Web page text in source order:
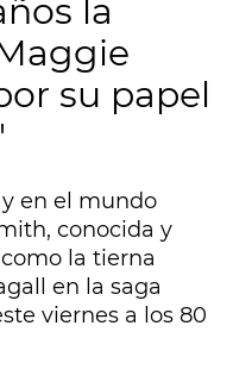
la
su papel
en el mundo
conocida y
la tierna
en la saga
viernes a los 80